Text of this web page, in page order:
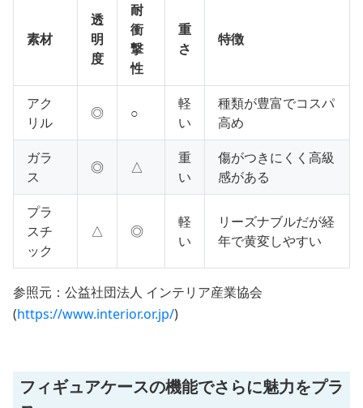
素材
透
明
度
耐
衝
撃
性
重
さ
特徴
アク
リル
◎ ○
軽
い
種類が豊富でコスパ
高め
ガラ
ス
◎ △
重
い
傷がつきにくく高級
感がある
プラ
スチ
ック
△ ◎
軽
い
リーズナブルだが経
年で黄変しやすい
参照元：公益社団法人 インテリア産業協会
(https://www.interior.or.jp/)
フィギュアケースの機能でさらに魅力をプラ